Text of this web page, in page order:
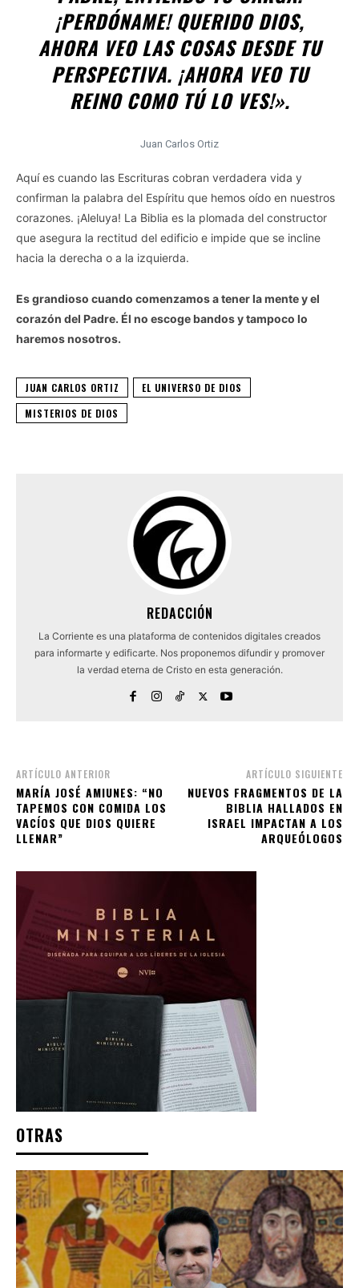
¡PERDÓNAME! QUERIDO DIOS,
AHORA VEO LAS COSAS DESDE TU
PERSPECTIVA. ¡AHORA VEO TU
REINO COMO TÚ LO VES!».
Juan Carlos Ortiz
Aquí es cuando las Escrituras cobran verdadera vida y
confirman la palabra del Espíritu que hemos oído en nuestros
corazones. ¡Aleluya! La Biblia es la plomada del constructor
que asegura la rectitud del edificio e impide que se incline
hacia la derecha o a la izquierda.
Es grandioso cuando comenzamos a tener la mente y el
corazón del Padre. Él no escoge bandos y tampoco lo
haremos nosotros.
JUAN CARLOS ORTIZ
EL UNIVERSO DE DIOS
MISTERIOS DE DIOS
REDACCIÓN
La Corriente es una plataforma de contenidos digitales creados
para informarte y edificarte. Nos proponemos difundir y promover
la verdad eterna de Cristo en esta generación.
ARTÍCULO ANTERIOR
MARÍA JOSÉ AMIUNES: “NO
TAPEMOS CON COMIDA LOS
VACÍOS QUE DIOS QUIERE
LLENAR”
ARTÍCULO SIGUIENTE
NUEVOS FRAGMENTOS DE LA
BIBLIA HALLADOS EN
ISRAEL IMPACTAN A LOS
ARQUEÓLOGOS
OTRAS